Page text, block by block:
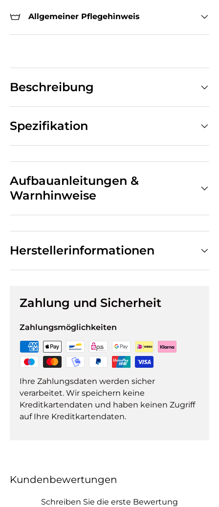
Allgemeiner Pflegehinweis
Beschreibung
Spezifikation
Aufbauanleitungen &
Warnhinweise
Herstellerinformationen
Zahlung und Sicherheit
Zahlungsmöglichkeiten
Ihre Zahlungsdaten werden sicher
verarbeitet. Wir speichern keine
Kreditkartendaten und haben keinen Zugriff
auf Ihre Kreditkartendaten.
Kundenbewertungen
Schreiben Sie die erste Bewertung